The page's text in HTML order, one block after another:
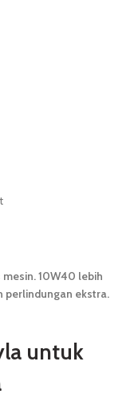
10W40 lebih
perlindungan ekstra.
untuk